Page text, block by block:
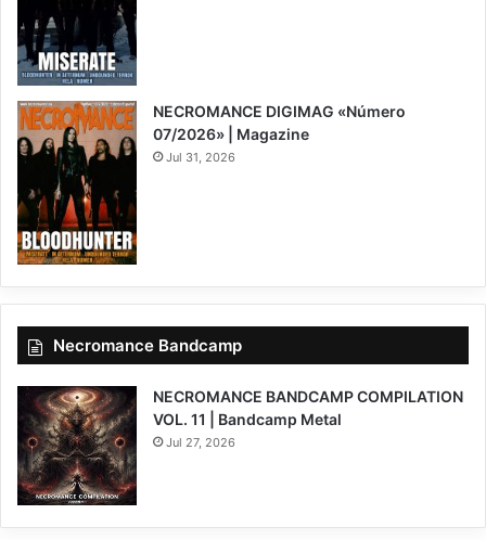
NECROMANCE DIGIMAG «Número
07/2026» | Magazine
Jul 31, 2026
Necromance Bandcamp
NECROMANCE BANDCAMP COMPILATION
VOL. 11 | Bandcamp Metal
Jul 27, 2026